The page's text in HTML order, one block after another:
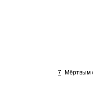
7 Мёртвым